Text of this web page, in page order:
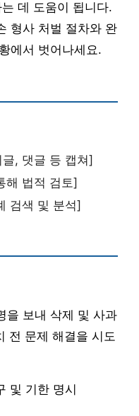
데 도움이 됩니다.
형사 처벌 절차와 완
에서 벗어나세요.
, 댓글 등 캡쳐]
해 법적 검토]
검색 및 분석]
을 보내 삭제 및 사과
전 문제 해결을 시도
및 기한 명시